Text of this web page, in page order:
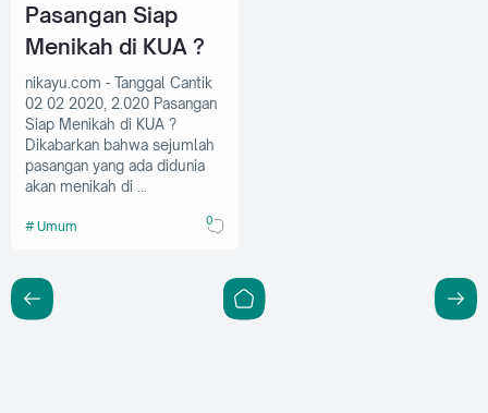
Pasangan Siap
Menikah di KUA ?
nikayu.com - Tanggal Cantik
02 02 2020, 2.020 Pasangan
Siap Menikah di KUA ?
Dikabarkan bahwa sejumlah
pasangan yang ada didunia
akan menikah di …
Umum 0